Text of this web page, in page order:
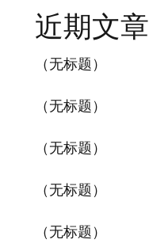
近期文章
（无标题）
（无标题）
（无标题）
（无标题）
（无标题）